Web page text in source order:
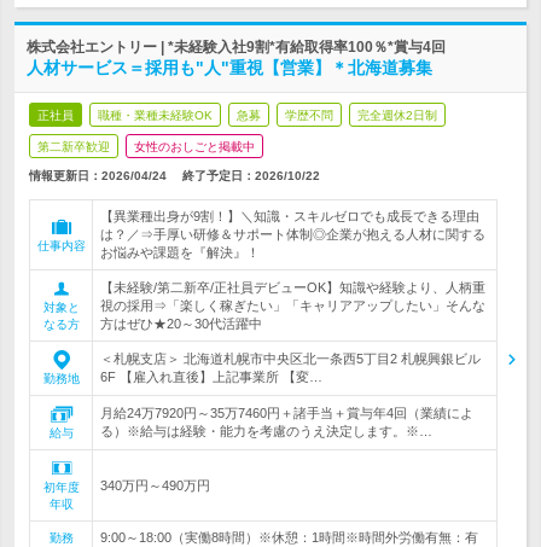
株式会社エントリー | *未経験入社9割*有給取得率100％*賞与4回
人材サービス＝採用も"人"重視【営業】＊北海道募集
正社員 職種・業種未経験OK 急募 学歴不問 完全週休2日制
第二新卒歓迎 女性のおしごと掲載中
情報更新日：2026/04/24 終了予定日： 2026/10/22
仕事内容
【異業種出身が9割！】＼知識・スキルゼロでも成長できる理由
は？／⇒手厚い研修＆サポート体制◎企業が抱える人材に関する
お悩みや課題を『解決』！
対象と
なる方
【未経験/第二新卒/正社員デビューOK】知識や経験より、人柄重
視の採用⇒「楽しく稼ぎたい」「キャリアアップしたい」そんな
方はぜひ★20～30代活躍中
勤務地
＜札幌支店＞ 北海道札幌市中央区北一条西5丁目2 札幌興銀ビル
6F 【雇入れ直後】上記事業所 【変…
給与
月給24万7920円～35万7460円＋諸手当＋賞与年4回（業績によ
る）※給与は経験・能力を考慮のうえ決定します。※…
初年度
年収
340万円～490万円
勤務
9:00～18:00（実働8時間）※休憩：1時間※時間外労働有無：有